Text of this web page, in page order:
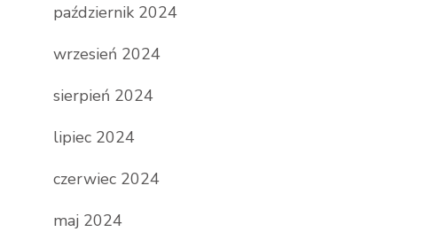
październik 2024
wrzesień 2024
sierpień 2024
lipiec 2024
czerwiec 2024
maj 2024